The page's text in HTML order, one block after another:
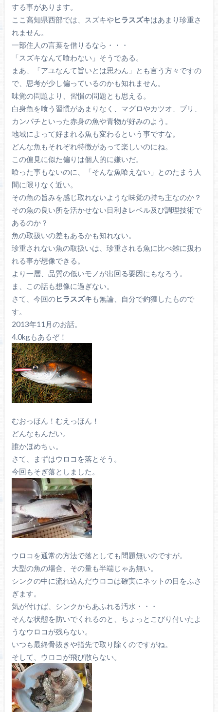
する事があります。
ここ高知県西部では、スズキやヒラスズキはあまり珍重さ
れません。
一部住人の言葉を借りるなら・・・
「スズキなんて喰わない」そうである。
まあ、「アユなんて旨いとは思わん」とも言う方々ですの
で、思考が少し偏っているのかも知れません。
味覚の問題より、習慣の問題とも思える。
白身魚を喰う習慣があまりなく、マグロやカツオ、ブリ、
カンパチといった赤身の魚や青物が好みのよう。
地域によって好まれる魚も変わるという事ですな。
どんな魚もそれぞれ特徴があって楽しいのにね。
この偏見に似た偏りは個人的に嫌いだ。
喰った事もないのに、「そんな魚喰えない」とのたまう人
間に限りなく近い。
その魚の旨みを感じ取れないような味覚の持ち主なのか？
その魚の良い所を活かせない目利きレベル及び調理技術で
あるのか？
魚の取扱いの差もあるかも知れない。
珍重されない魚の取扱いは、珍重される魚に比べ雑に扱わ
れる事が想像できる。
より一層、品質の低いモノが出回る要因にもなろう。
ま、この話も想像に過ぎない。
さて、今回のヒラスズキ も無論、自分で釣獲したもので
す。
2013年11月のお話。
4.0kgもあるぞ！
むおっほん！むえっほん！
どんなもんだい。
誰かほめちぃ。
さて、まずはウロコを落とそう。
今回もそぎ落としました。
ウロコを通常の方法で落としても問題無いのですが。
大型の魚の場合、その量も半端じゃあ無い。
シンクの中に流れ込んだウロコは確実にネットの目をふさ
ぎます。
気が付けば、シンクからあふれる汚水・・・
そんな状態を防いでくれるのと、ちょっとこびり付いたよ
うなウロコが残らない。
いつも最終骨抜きや指先で取り除くのですがね。
そして、ウロコが飛び散らない。